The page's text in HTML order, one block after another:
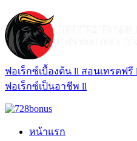
ฟอเร็กซ์เบื้องต้น ll สอนเทรดฟรี
ฟอเร็กซ์เป็นอาชีพ ll
หน้าแรก